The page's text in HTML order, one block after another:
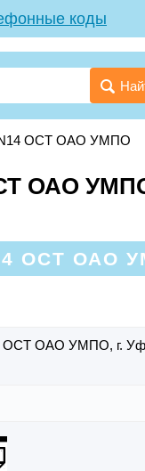
коды
N14 ОСТ ОАО УМПО
ОАО
ОСТ ОАО
ОСТ ОАО УМПО, г.